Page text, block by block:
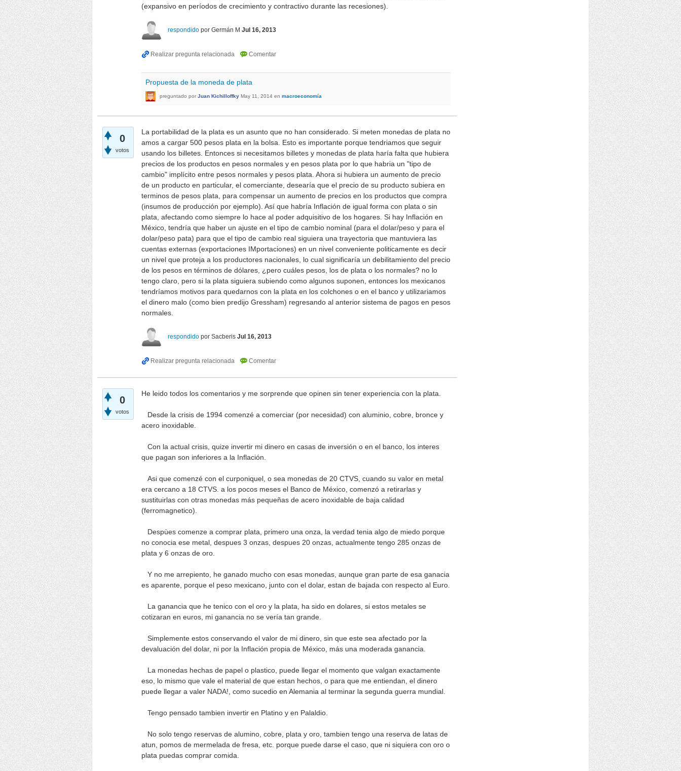
(expansivo en períodos de crecimiento y contractivo durante las recesiones).
respondido por Germán M Jul 16, 2013
Propuesta de la moneda de plata
preguntado por Juan Kichilloffky May 11, 2014 en macroeconomía
0
votos
La portabilidad de la plata es un asunto que no han considerado. Si meten monedas de plata no
amos a cargar 500 pesos plata en la bolsa. Esto es importante porque tendriamos que seguir
usando los billetes. Entonces si necesitamos billetes y monedas de plata haría falta que hubiera
precios de los productos en pesos normales y en pesos plata por lo que habria un "tipo de
cambio" implícito entre pesos normales y pesos plata. Ahora si hubiera un aumento de precio
de un producto en particular, el comerciante, desearía que el precio de su producto subiera en
terminos de pesos plata, para compensar un aumento de precios en los productos que compra
(insumos de producción por ejemplo). Así que habría Inflación de igual forma con plata o sin
plata, afectando como siempre lo hace al poder adquisitivo de los hogares. Si hay Inflación en
México, tendría que haber un ajuste en el tipo de cambio nominal (para el dolar/peso y para el
dolar/peso pata) para que el tipo de cambio real siguiera una trayectoria que mantuviera las
cuentas externas (exportaciones IMportaciones) en un nivel conveniente politicamente es decir
un nivel que proteja a los productores nacionales, lo cual significaría un debilitamiento del precio
de los pesos en términos de dólares, ¿pero cuáles pesos, los de plata o los normales? no lo
tengo claro, pero si la plata siguiera subiendo como algunos suponen, entonces los mexicanos
tendríamos motivos para quedarnos con la plata en los colchones o en el banco y utilizariamos
el dinero malo (como bien predijo Gressham) regresando al anterior sistema de pagos en pesos
normales.
respondido por Sacberis Jul 16, 2013
0
votos
He leido todos los comentarios y me sorprende que opinen sin tener experiencia con la plata.
Desde la crisis de 1994 comenzé a comerciar (por necesidad) con aluminio, cobre, bronce y
acero inoxidable.
Con la actual crisis, quize invertir mi dinero en casas de inversión o en el banco, los interes
que pagan son inferiores a la Inflación.
Asi que comenzé con el curponiquel, o sea monedas de 20 CTVS, cuando su valor en metal
era cercano a 18 CTVS. a los pocos meses el Banco de México, comenzó a retirarlas y
sustituirlas con otras monedas más pequeñas de acero inoxidable de baja calidad
(ferromagnetico).
Despùes comenze a comprar plata, primero una onza, la verdad tenia algo de miedo porque
no conocia ese metal, despues 3 onzas, despues 20 onzas, actualmente tengo 285 onzas de
plata y 6 onzas de oro.
Y no me arrepiento, he ganado mucho con esas monedas, aunque gran parte de esa ganacia
es aparente, porque el peso mexicano, junto con el dolar, estan de bajada con respecto al Euro.
La ganancia que he tenico con el oro y la plata, ha sido en dolares, si estos metales se
cotizaran en euros, mi ganancia no se vería tan grande.
Simplemente estos conservando el valor de mi dinero, sin que este sea afectado por la
devaluación del dolar, ni por la Inflación propia de México, más una moderada ganancia.
La monedas hechas de papel o plastico, puede llegar el momento que valgan exactamente
eso, lo mismo que vale el material de que estan hechos, o para que me entiendan, el dinero
puede llegar a valer NADA!, como sucedio en Alemania al terminar la segunda guerra mundial.
Tengo pensado tambien invertir en Platino y en Palaldio.
No solo tengo reservas de alumino, cobre, plata y oro, tambien tengo una reserva de latas de
atun, pomos de mermelada de fresa, etc. porque puede darse el caso, que ni siquiera con oro o
plata puedas comprar comida.